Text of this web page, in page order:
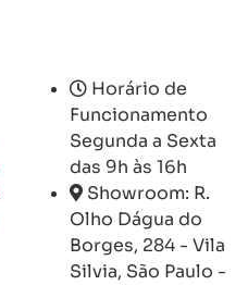
Horário de
Funcionamento
Segunda a Sexta
das 9h às 16h
Showroom: R.
Olho Dágua do
Borges, 284 - Vila
Silvia, São Paulo -